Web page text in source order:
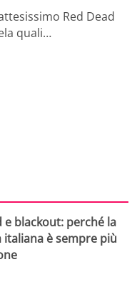
Red Dead
quali…
e blackout: perché la
è sempre più